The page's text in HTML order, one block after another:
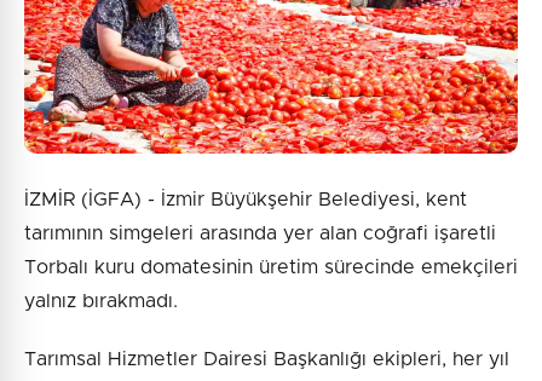
İZMİR (İGFA) - İzmir Büyükşehir Belediyesi, kent
tarımının simgeleri arasında yer alan coğrafi işaretli
Torbalı kuru domatesinin üretim sürecinde emekçileri
yalnız bırakmadı.
Tarımsal Hizmetler Dairesi Başkanlığı ekipleri, her yıl